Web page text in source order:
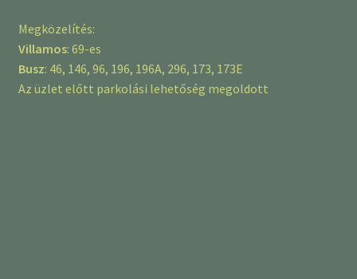
Megközelítés:
Villamos: 69-es
Busz: 46, 146, 96, 196, 196A, 296, 173, 173E
Az üzlet előtt parkolási lehetőség megoldott